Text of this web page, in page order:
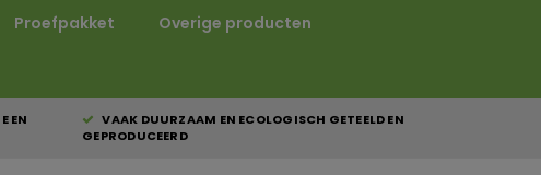
Proefpakket Overige producten
EN
VAAK DUURZAAM EN ECOLOGISCH GETEELD EN
GEPRODUCEERD